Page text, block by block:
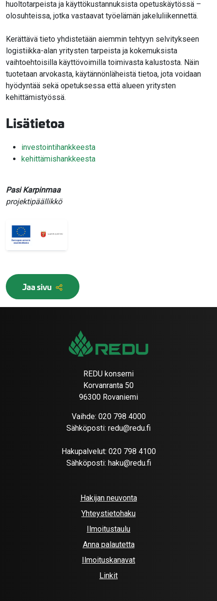
huoltotarpeista ja käyttökustannuksista opetuskäytössä –
olosuhteissa, jotka vastaavat työelämän jakeluliikennettä.
Kerättävä tieto yhdistetään aiemmin tehtyyn selvitykseen
logistiikka-alan yritysten tarpeista ja kokemuksista
vaihtoehtoisilla käyttövoimilla toimivasta kalustosta. Näin
tuotetaan arvokasta, käytännönläheistä tietoa, jota voidaan
hyödyntää sekä opetuksessa että alueen yritysten
kehittämistyössä.
Lisätietoa
investointihankkeesta
kehittämishankkeesta
Pasi Karpinmaa
projektipäällikkö
Jaa sivu
REDU konserni
Korvanranta 50
96300 Rovaniemi
Vaihde: 020 798 4000
Sähköposti: redu@redu.fi
Hakupalvelut: 020 798 4100
Sähköposti: haku@redu.fi
Hakijan neuvonta
Yhteystietohaku
Ilmoitustaulu
Anna palautetta
Ilmoituskanavat
Linkit